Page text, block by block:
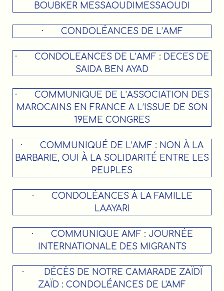
BOUBKER MESSAOUDIMESSAOUDI
· CONDOLÉANCES DE L’AMF
· CONDOLEANCES DE L’AMF : DECES DE
SAIDA BEN AYAD
· COMMUNIQUE DE L’ASSOCIATION DES
MAROCAINS EN FRANCE A L’ISSUE DE SON
19EME CONGRES
· COMMUNIQUÉ DE L’AMF : NON À LA
BARBARIE, OUI À LA SOLIDARITÉ ENTRE LES
PEUPLES
· CONDOLÉANCES À LA FAMILLE
LAAYARI
· COMMUNIQUE AMF : JOURNÉE
INTERNATIONALE DES MIGRANTS
·
DÉCÈS DE NOTRE CAMARADE ZAÏDÏ
ZAÏD : CONDOLÉANCES DE L'AMF